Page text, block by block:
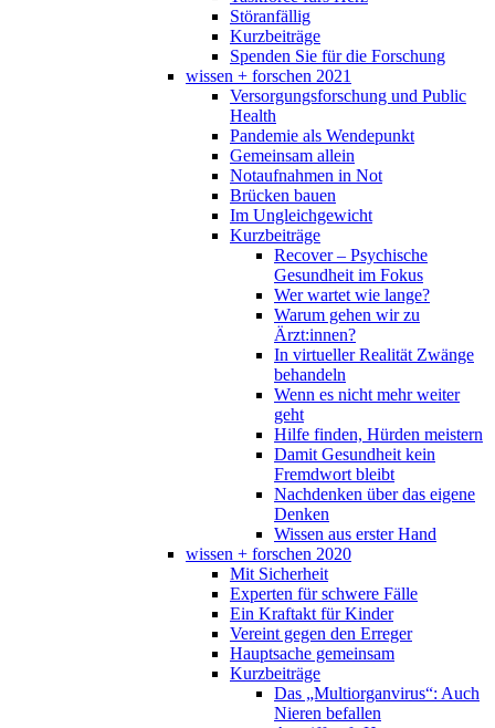
Störanfällig
Kurzbeiträge
Spenden Sie für die Forschung
wissen + forschen 2021
Versorgungsforschung und Public
Health
Pandemie als Wendepunkt
Gemeinsam allein
Notaufnahmen in Not
Brücken bauen
Im Ungleichgewicht
Kurzbeiträge
Recover – Psychische
Gesundheit im Fokus
Wer wartet wie lange?
Warum gehen wir zu
Ärzt:innen?
In virtueller Realität Zwänge
behandeln
Wenn es nicht mehr weiter
geht
Hilfe finden, Hürden meistern
Damit Gesundheit kein
Fremdwort bleibt
Nachdenken über das eigene
Denken
Wissen aus erster Hand
wissen + forschen 2020
Mit Sicherheit
Experten für schwere Fälle
Ein Kraftakt für Kinder
Vereint gegen den Erreger
Hauptsache gemeinsam
Kurzbeiträge
Das „Multiorganvirus“: Auch
Nieren befallen